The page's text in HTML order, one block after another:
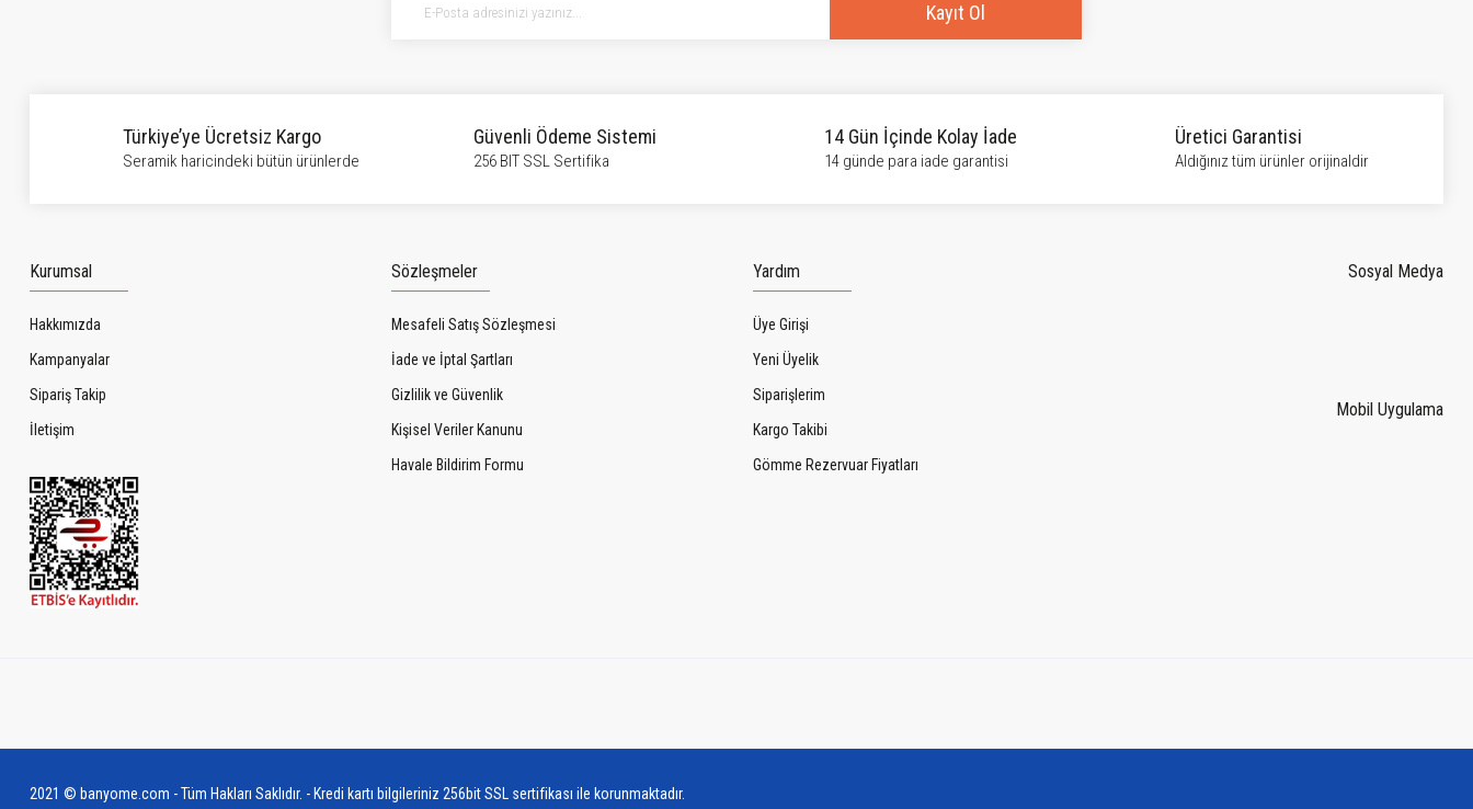
Kayıt Ol
Türkiye’ye Ücretsiz Kargo
Seramik haricindeki bütün ürünlerde
Güvenli Ödeme Sistemi
256 BIT SSL Sertifika
14 Gün İçinde Kolay İade
14 günde para iade garantisi
Üretici Garantisi
Aldığınız tüm ürünler orijinaldir
Kurumsal
Hakkımızda
Kampanyalar
Sipariş Takip
İletişim
Sözleşmeler
Mesafeli Satış Sözleşmesi
İade ve İptal Şartları
Gizlilik ve Güvenlik
Kişisel Veriler Kanunu
Havale Bildirim Formu
Yardım
Üye Girişi
Yeni Üyelik
Siparişlerim
Kargo Takibi
Gömme Rezervuar Fiyatları
Sosyal Medya
Mobil Uygulama
2021 © banyome.com - Tüm Hakları Saklıdır. - Kredi kartı bilgileriniz 256bit SSL sertifikası ile korunmaktadır.